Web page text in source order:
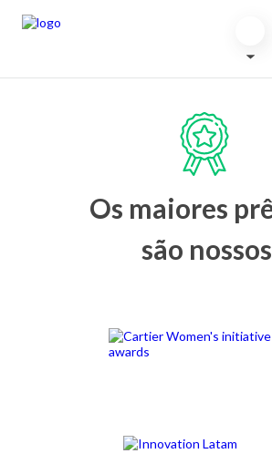
Os maiores
são